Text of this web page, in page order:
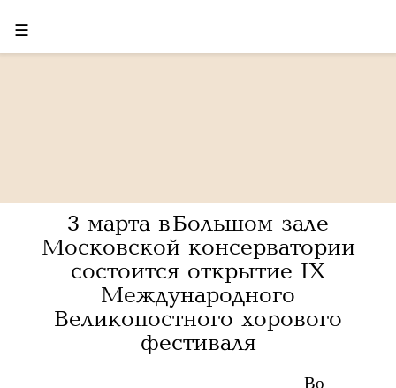
☰
3 марта в Большом зале
Московской консерватории
состоится открытие IX
Международного
Великопостного хорового
фестиваля
Во